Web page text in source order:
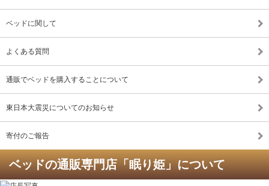
ベッドに関して
よくある質問
通販でベッドを購入することについて
東日本大震災についてのお知らせ
寄付のご報告
ベッドの通販専門店「眠り姫」について